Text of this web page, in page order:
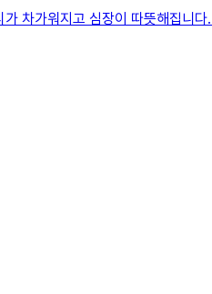
차가워지고 심장이 따뜻해집니다